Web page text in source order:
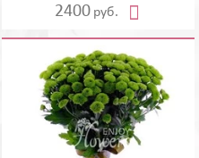
2400 руб. 